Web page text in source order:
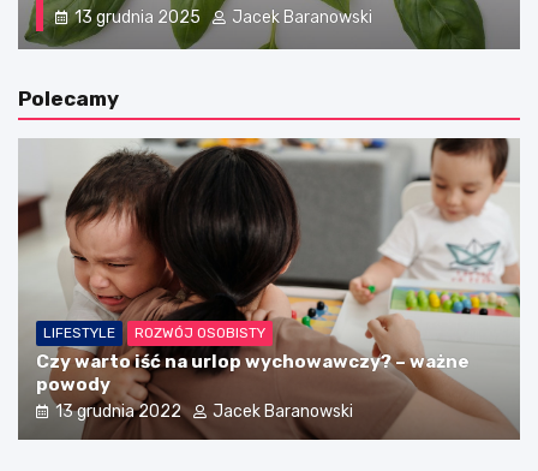
13 grudnia 2025 Jacek Baranowski
Polecamy
LIFESTYLE ROZWÓJ OSOBISTY
Czy warto iść na urlop wychowawczy? – ważne
powody
13 grudnia 2022 Jacek Baranowski